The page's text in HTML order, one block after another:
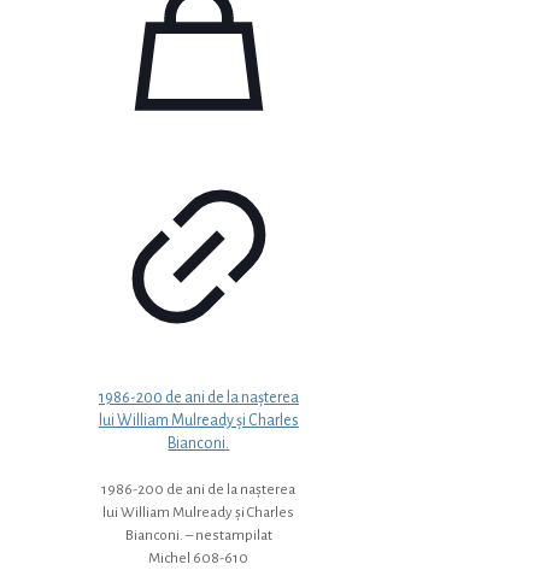
1986-200 de ani de la nașterea
lui William Mulready și Charles
Bianconi.
1986-200 de ani de la nașterea
lui William Mulready și Charles
Bianconi. – nestampilat
Michel 608-610